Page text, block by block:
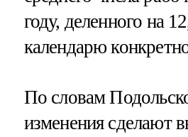
году, деленного на
календарю
По словам
изменения сделают